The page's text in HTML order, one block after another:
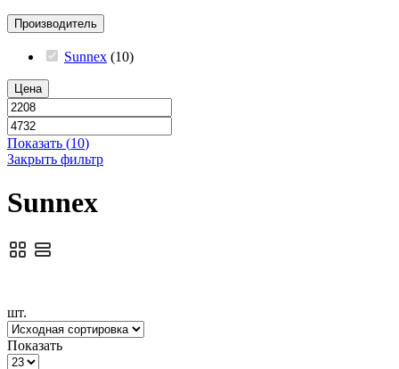
Производитель
Sunnex (10)
Цена
Показать (10)
Закрыть фильтр
Sunnex
шт.
Показать